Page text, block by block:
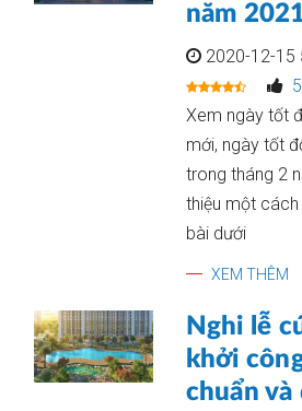
năm
2020-12-15
Xem ngày tốt
mới, ngày tốt
trong tháng 2
thiệu một
bài dưới
XEM THÊM
Nghi lễ
khởi
chuẩn và